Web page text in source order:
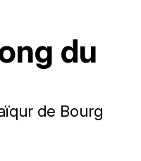
du
de Bourg